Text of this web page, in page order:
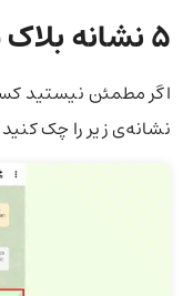
۵ نشانه بلاک شدن در واتساپ
نشانه‌ی زیر را چک